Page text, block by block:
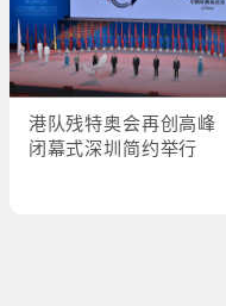
港队残特奥会再创高峰
闭幕式深圳简约举行